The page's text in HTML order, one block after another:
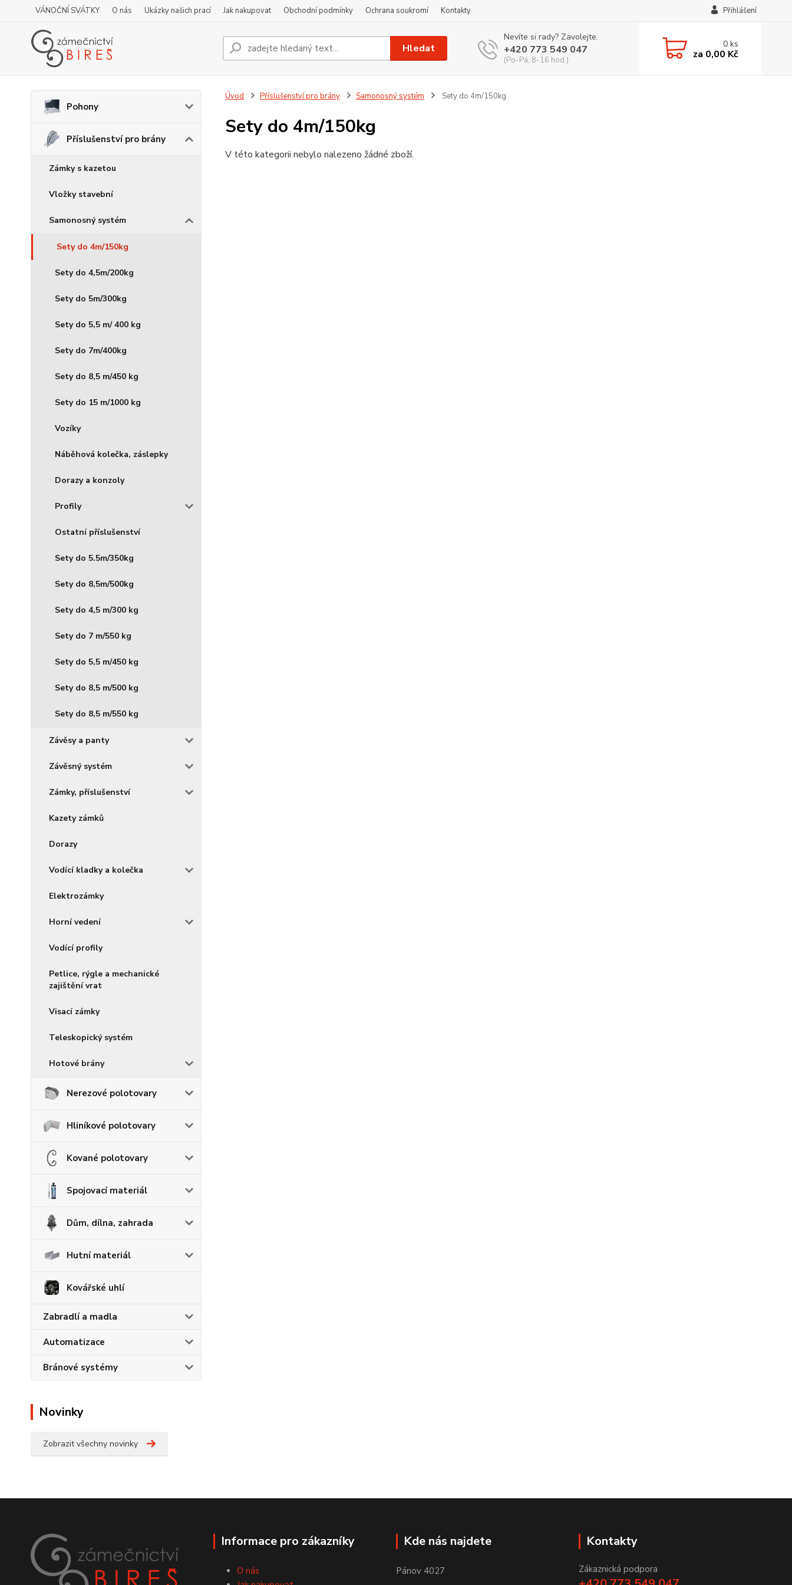
VÁNOČNÍ SVÁTKY O nás Ukázky našich prací Jak nakupovat Obchodní podmínky Ochrana soukromí Kontakty Přihlášení
Hledat
Nevíte si rady? Zavolejte.
+420 773 549 047
(Po-Pá, 8-16 hod.)
0ks
za 0,00 Kč
Pohony
Příslušenství pro brány
Zámky s kazetou
Vložky stavební
Samonosný systém
Sety do 4m/150kg
Sety do 4,5m/200kg
Sety do 5m/300kg
Sety do 5,5 m/ 400 kg
Sety do 7m/400kg
Sety do 8,5 m/450 kg
Sety do 15 m/1000 kg
Vozíky
Náběhová kolečka, záslepky
Dorazy a konzoly
Profily
Ostatní příslušenství
Sety do 5.5m/350kg
Sety do 8,5m/500kg
Sety do 4,5 m/300 kg
Sety do 7 m/550 kg
Sety do 5,5 m/450 kg
Sety do 8,5 m/500 kg
Sety do 8,5 m/550 kg
Závěsy a panty
Závěsný systém
Zámky, příslušenství
Kazety zámků
Dorazy
Vodící kladky a kolečka
Elektrozámky
Horní vedení
Vodící profily
Petlice, rýgle a mechanické
zajištění vrat
Visací zámky
Teleskopický systém
Hotové brány
Nerezové polotovary
Hliníkové polotovary
Kované polotovary
Spojovací materiál
Dům, dílna, zahrada
Hutní materiál
Kovářské uhlí
Zabradlí a madla
Automatizace
Bránové systémy
Novinky
Zobrazit všechny novinky
Úvod Příslušenství pro brány Samonosný systém Sety do 4m/150kg
Sety do 4m/150kg
V této kategorii nebylo nalezeno žádné zboží.
Informace pro zákazníky
O nás
Kde nás najdete
Pánov 4027
Kontakty
Zákaznická podpora